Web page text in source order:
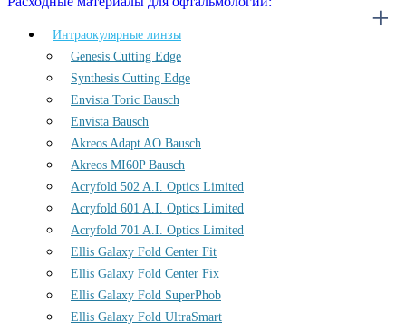
Интраокулярные линзы
Genesis Cutting Edge
Synthesis Cutting Edge
Envista Toric Bausch
Envista Bausch
Akreos Adapt AO Bausch
Akreos MI60P Bausch
Acryfold 502 A.I. Optics Limited
Acryfold 601 A.I. Optics Limited
Acryfold 701 A.I. Optics Limited
Ellis Galaxy Fold Center Fit
Ellis Galaxy Fold Center Fix
Ellis Galaxy Fold SuperPhob
Ellis Galaxy Fold UltraSmart